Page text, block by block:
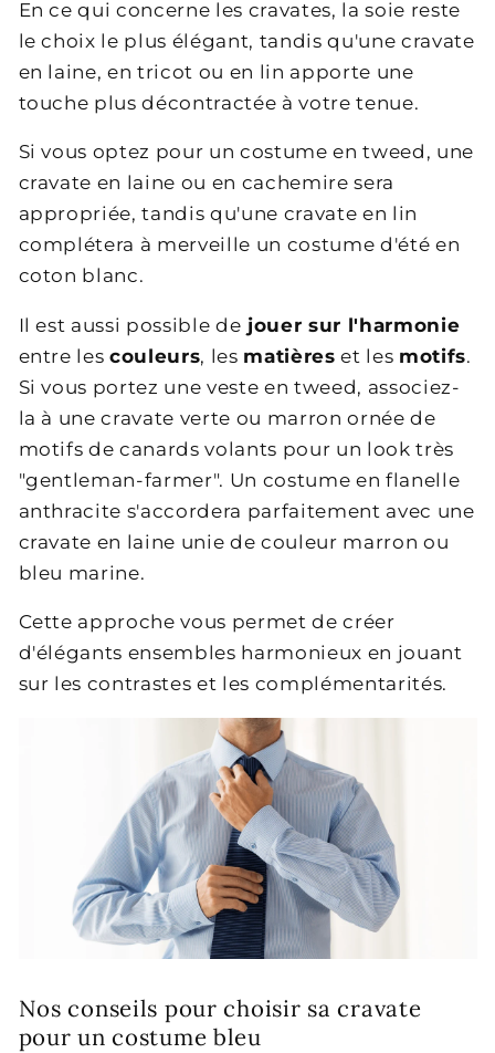
En ce qui concerne les cravates, la soie reste
le choix le plus élégant, tandis qu'une cravate
en laine, en tricot ou en lin apporte une
touche plus décontractée à votre tenue.
Si vous optez pour un costume en tweed, une
cravate en laine ou en cachemire sera
appropriée, tandis qu'une cravate en lin
complétera à merveille un costume d'été en
coton blanc.
Il est aussi possible de jouer sur l'harmonie
entre lescouleurs, les matières et les motifs.
Si vous portez une veste en tweed, associez-
la à une cravate verte ou marron ornée de
motifs de canards volants pour un look très
"gentleman-farmer". Un costume en flanelle
anthracite s'accordera parfaitement avec une
cravate en laine unie de couleur marron ou
bleu marine.
Cette approche vous permet de créer
d'élégants ensembles harmonieux en jouant
sur les contrastes et les complémentarités.
Nos conseils pour choisir sa cravate
pour un costume bleu